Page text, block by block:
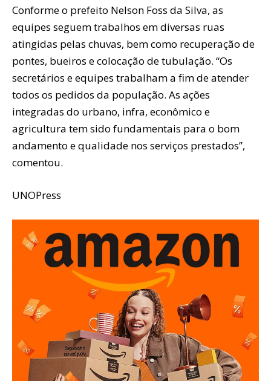
Conforme o prefeito Nelson Foss da Silva, as
equipes seguem trabalhos em diversas ruas
atingidas pelas chuvas, bem como recuperação de
pontes, bueiros e colocação de tubulação. “Os
secretários e equipes trabalham a fim de atender
todos os pedidos da população. As ações
integradas do urbano, infra, econômico e
agricultura tem sido fundamentais para o bom
andamento e qualidade nos serviços prestados”,
comentou.
UNOPress